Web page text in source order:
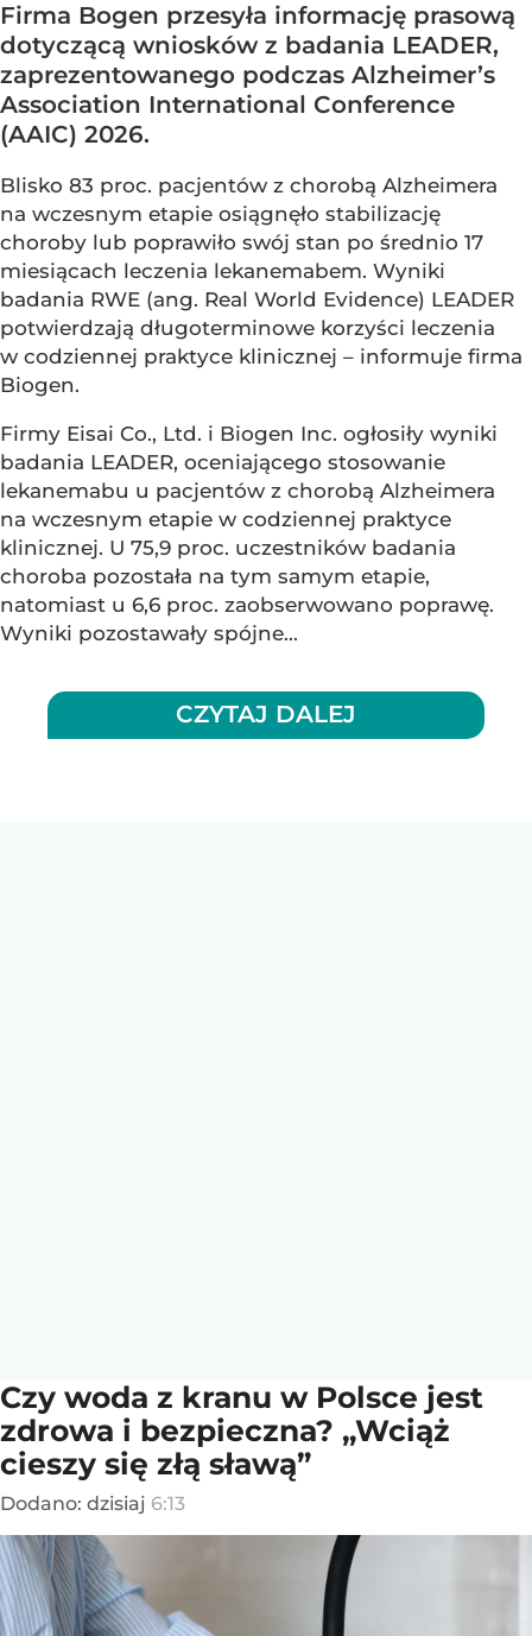
Firma Bogen przesyła informację prasową
dotyczącą wniosków z badania LEADER,
zaprezentowanego podczas Alzheimer’s
Association International Conference
(AAIC) 2026.
Blisko 83 proc. pacjentów z chorobą Alzheimera
na wczesnym etapie osiągnęło stabilizację
choroby lub poprawiło swój stan po średnio 17
miesiącach leczenia lekanemabem. Wyniki
badania RWE (ang. Real World Evidence) LEADER
potwierdzają długoterminowe korzyści leczenia
w codziennej praktyce klinicznej – informuje firma
Biogen.
Firmy Eisai Co., Ltd. i Biogen Inc. ogłosiły wyniki
badania LEADER, oceniającego stosowanie
lekanemabu u pacjentów z chorobą Alzheimera
na wczesnym etapie w codziennej praktyce
klinicznej. U 75,9 proc. uczestników badania
choroba pozostała na tym samym etapie,
natomiast u 6,6 proc. zaobserwowano poprawę.
Wyniki pozostawały spójne...
CZYTAJ DALEJ
Czy woda z kranu w Polsce jest
zdrowa i bezpieczna? „Wciąż
cieszy się złą sławą”
Dodano: dzisiaj 6:13